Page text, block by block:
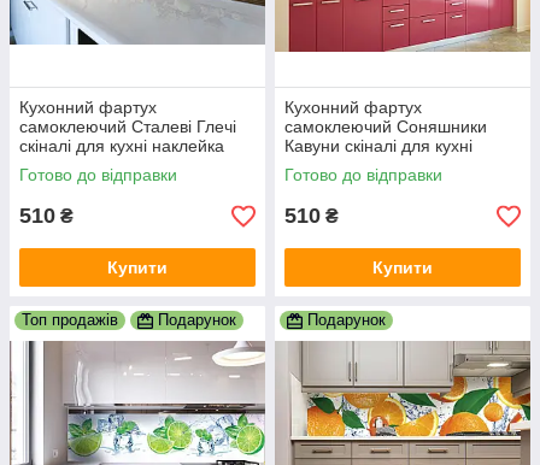
Кухонний фартух
самоклеючий Сталеві Глечі
скіналі для кухні наклейка
ПВХ натюрморт блакитний
600х2000 мм
Готово до відправки
510 ₴
Купити
Кухонний фартух
самоклеючий Соняшники
Кавуни скіналі для кухні
наклейка ПВХ натюрморт
сірий 600х2000 мм
Готово до відправки
510 ₴
Купити
Топ продажів Подарунок Подарунок